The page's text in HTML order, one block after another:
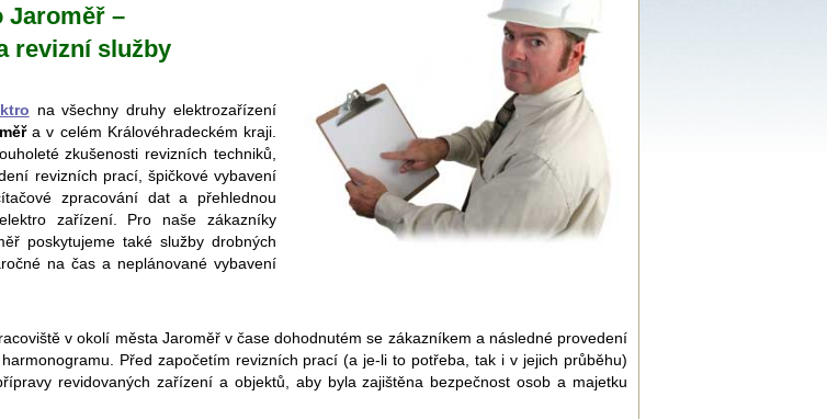
Jaroměř –
revizní služby
na všechny druhy elektrozařízení
a v celém Královéhradeckém kraji.
zkušenosti revizních techniků,
revizních prací, špičkové vybavení
zpracování dat a přehlednou
zařízení. Pro naše zákazníky
poskytujeme také služby drobných
na čas a neplánované vybavení
v okolí města Jaroměř v čase dohodnutém se zákazníkem a následné provedení
Před započetím revizních prací (a je-li to potřeba, tak i v jejich průběhu)
revidovaných zařízení a objektů, aby byla zajištěna bezpečnost osob a majetku